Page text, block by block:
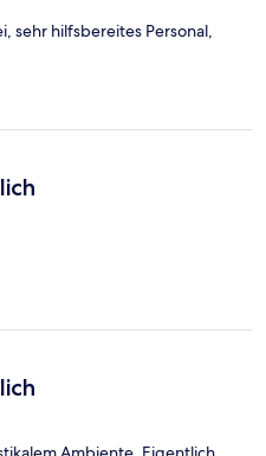
sehr hilfsbereites Personal,